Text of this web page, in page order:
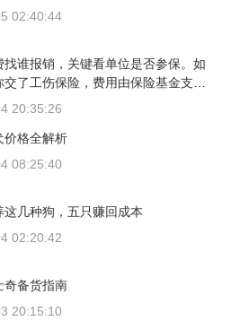
要时间完成精细贴合。多数车型说
02:40:44
找谁报销，关键看单位是否参保。如
交了工伤保险，费用由保险基金支
位没参保，那就由单位自己掏钱。很
两边扯皮耽误治疗。这篇就把这事
20:35:26
价格全解析
08:25:40
这几种狗，五只赚回成本
02:20:42
奇备货指南
20:15:10